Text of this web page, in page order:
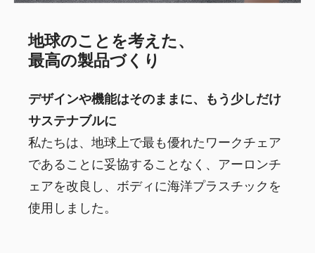
地球のことを考えた、
最高の製品づくり
デザインや機能はそのままに、もう少しだけ
サステナブルに
私たちは、地球上で最も優れたワークチェア
であることに妥協することなく、アーロンチ
ェアを改良し、ボディに海洋プラスチックを
使用しました。